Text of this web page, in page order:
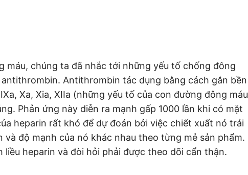
máu, chúng ta đã nhắc tới những yếu tố chống đông
Antithrombin tác dụng bằng cách gắn bền
Xa, Xia, XIIa (những yếu tố của con đường đông máu
Phản ứng này diễn ra mạnh gấp 1000 lần khi có mặt
heparin rất khó để dự đoán bởi việc chiết xuất nó trải
và độ mạnh của nó khác nhau theo từng mẻ sản phẩm.
heparin và đòi hỏi phải được theo dõi cẩn thận.